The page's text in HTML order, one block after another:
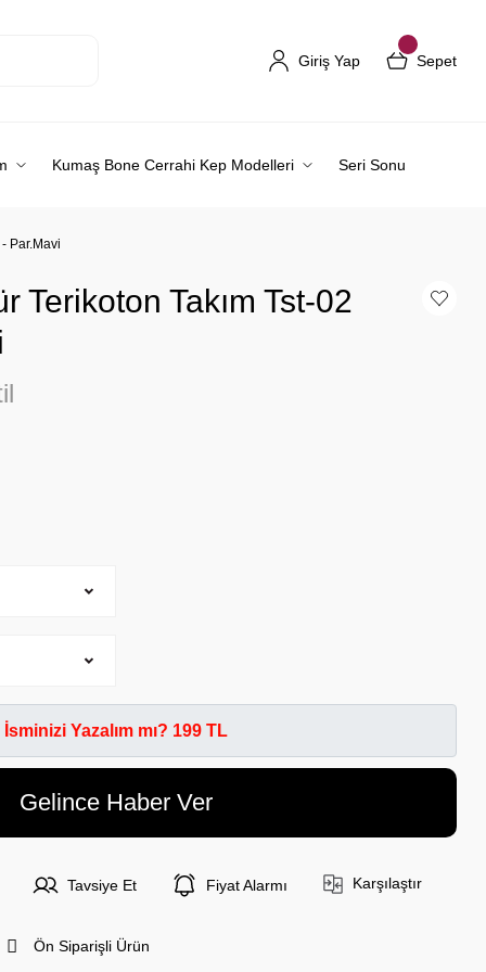
Giriş Yap Sepet
Kumaş Bone Cerrahi Kep Modelleri Seri Sonu
Par.Mavi
Terikoton Takım Tst-02
İsminizi Yazalım mı? 199 TL
Gelince Haber Ver
Tavsiye Et Fiyat Alarmı Karşılaştır
Ön Siparişli Ürün